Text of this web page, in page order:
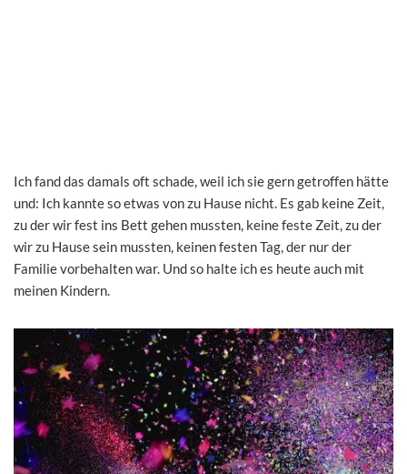
Ich fand das damals oft schade, weil ich sie gern getroffen hätte
und: Ich kannte so etwas von zu Hause nicht. Es gab keine Zeit,
zu der wir fest ins Bett gehen mussten, keine feste Zeit, zu der
wir zu Hause sein mussten, keinen festen Tag, der nur der
Familie vorbehalten war. Und so halte ich es heute auch mit
meinen Kindern.